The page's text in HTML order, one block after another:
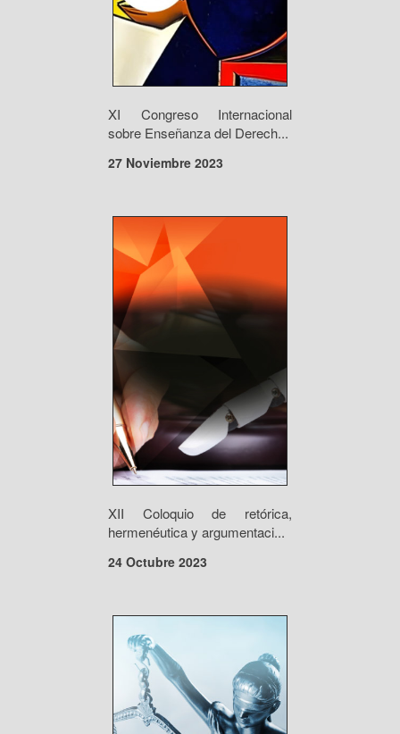
XI Congreso Internacional
sobre Enseñanza del Derech...
27 Noviembre 2023
XII Coloquio de retórica,
hermenéutica y argumentaci...
24 Octubre 2023